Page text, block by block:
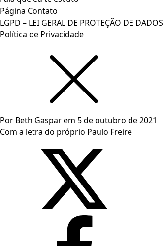
Página Contato
LGPD – LEI GERAL DE PROTEÇÃO DE DADOS
Política de Privacidade
Por Beth Gasparem 5 de outubro de 2021
Com a letra do próprio Paulo Freire